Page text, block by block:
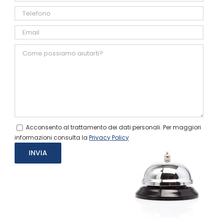
Acconsento al trattamento dei dati personali. Per maggiori
informazioni consulta la Privacy Policy